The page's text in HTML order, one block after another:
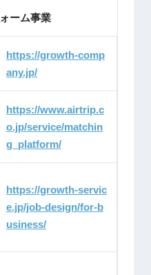
ーム事業
https://growth-comp
any.jp/
https://www.airtrip.c
o.jp/service/matchin
g_platform/
https://growth-servic
e.jp/job-design/for-b
usiness/